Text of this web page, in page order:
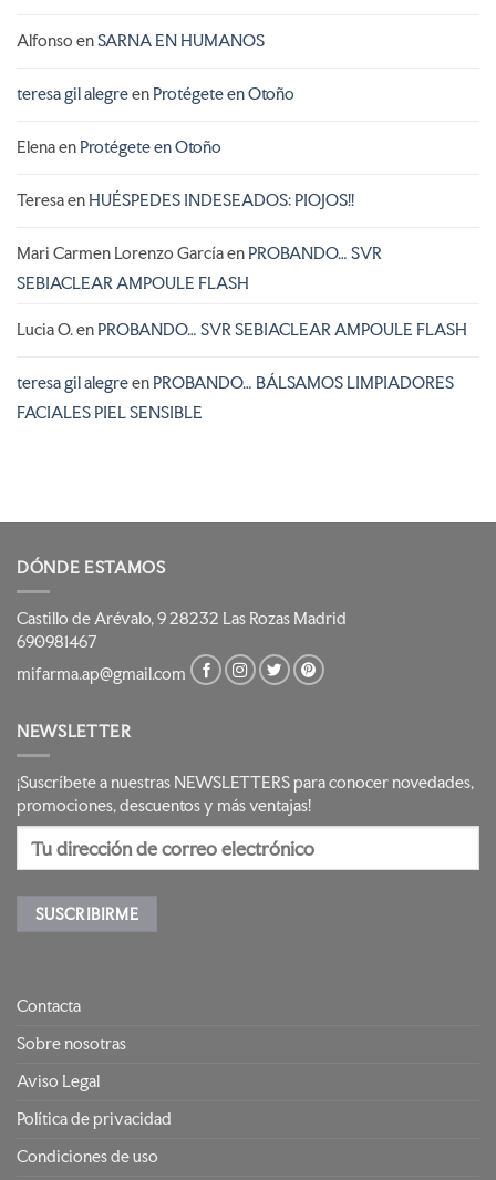
Alfonso enSARNA EN HUMANOS
teresa gil alegreen Protégete en Otoño
Elenaen Protégete en Otoño
Teresaen HUÉSPEDES INDESEADOS: PIOJOS!!
Mari Carmen Lorenzo Garcíaen PROBANDO… SVR
SEBIACLEAR AMPOULE FLASH
Lucia O.en PROBANDO… SVR SEBIACLEAR AMPOULE FLASH
teresa gil alegreen PROBANDO… BÁLSAMOS LIMPIADORES
FACIALES PIEL SENSIBLE
DÓNDE ESTAMOS
Castillo de Arévalo, 9 28232 Las Rozas Madrid
690981467
mifarma.ap@gmail.com
NEWSLETTER
¡Suscríbete a nuestras NEWSLETTERS para conocer novedades,
promociones, descuentos y más ventajas!
Contacta
Sobre nosotras
Aviso Legal
Política de privacidad
Condiciones de uso